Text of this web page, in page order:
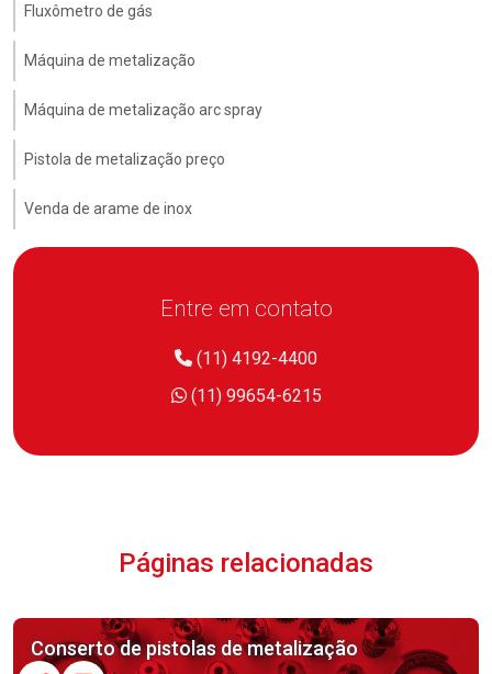
Fluxômetro de gás
Máquina de metalização
Máquina de metalização arc spray
Pistola de metalização preço
Venda de arame de inox
Entre em contato
(11) 4192-4400
(11) 99654-6215
Páginas relacionadas
Conserto de pistolas de metalização